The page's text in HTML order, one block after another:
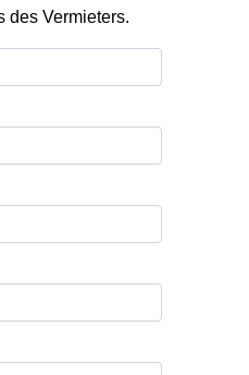
des Vermieters.